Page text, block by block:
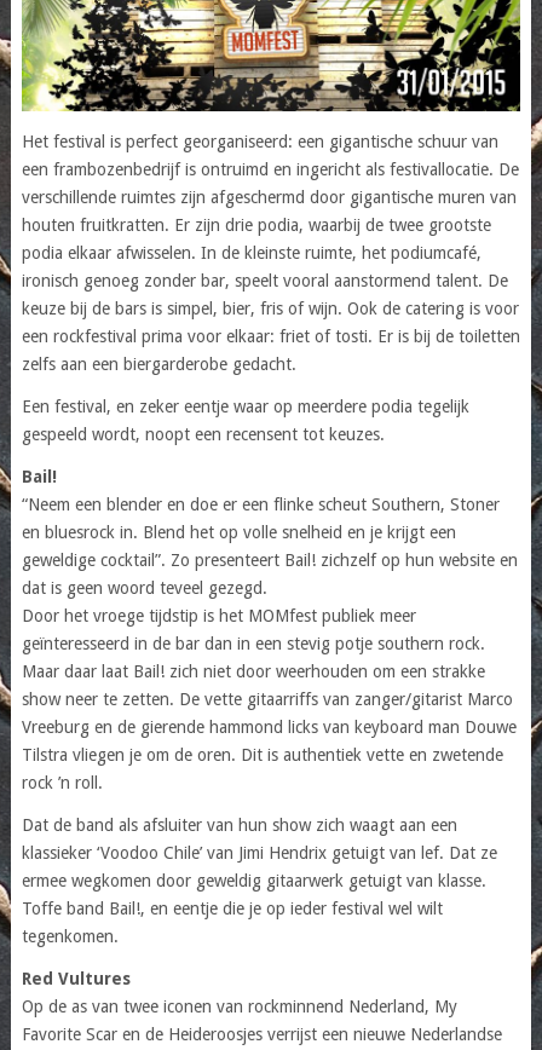
Het festival is perfect georganiseerd: een gigantische schuur van
een frambozenbedrijf is ontruimd en ingericht als festivallocatie. De
verschillende ruimtes zijn afgeschermd door gigantische muren van
houten fruitkratten. Er zijn drie podia, waarbij de twee grootste
podia elkaar afwisselen. In de kleinste ruimte, het podiumcafé,
ironisch genoeg zonder bar, speelt vooral aanstormend talent. De
keuze bij de bars is simpel, bier, fris of wijn. Ook de catering is voor
een rockfestival prima voor elkaar: friet of tosti. Er is bij de toiletten
zelfs aan een biergarderobe gedacht.
Een festival, en zeker eentje waar op meerdere podia tegelijk
gespeeld wordt, noopt een recensent tot keuzes.
Bail!
“Neem een blender en doe er een flinke scheut Southern, Stoner
en bluesrock in. Blend het op volle snelheid en je krijgt een
geweldige cocktail”. Zo presenteert Bail! zichzelf op hun website en
dat is geen woord teveel gezegd.
Door het vroege tijdstip is het MOMfest publiek meer
geïnteresseerd in de bar dan in een stevig potje southern rock.
Maar daar laat Bail! zich niet door weerhouden om een strakke
show neer te zetten. De vette gitaarriffs van zanger/gitarist Marco
Vreeburg en de gierende hammond licks van keyboard man Douwe
Tilstra vliegen je om de oren. Dit is authentiek vette en zwetende
rock ’n roll.
Dat de band als afsluiter van hun show zich waagt aan een
klassieker ‘Voodoo Chile’ van Jimi Hendrix getuigt van lef. Dat ze
ermee wegkomen door geweldig gitaarwerk getuigt van klasse.
Toffe band Bail!, en eentje die je op ieder festival wel wilt
tegenkomen.
Red Vultures
Op de as van twee iconen van rockminnend Nederland, My
Favorite Scar en de Heideroosjes verrijst een nieuwe Nederlandse